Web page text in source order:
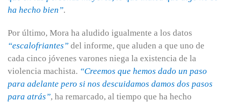
ha hecho bien”.
Por último, Mora ha aludido igualmente a los datos
“escalofriantes” del informe, que aluden a que uno de
cada cinco jóvenes varones niega la existencia de la
violencia machista. “Creemos que hemos dado un paso
para adelante pero si nos descuidamos damos dos pasos
para atrás”, ha remarcado, al tiempo que ha hecho